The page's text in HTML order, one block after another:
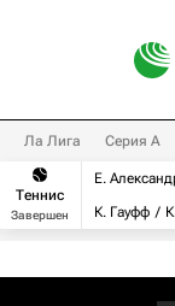
Ла Лига Серия А
Теннис
Завершен
Е.
К. Гауфф